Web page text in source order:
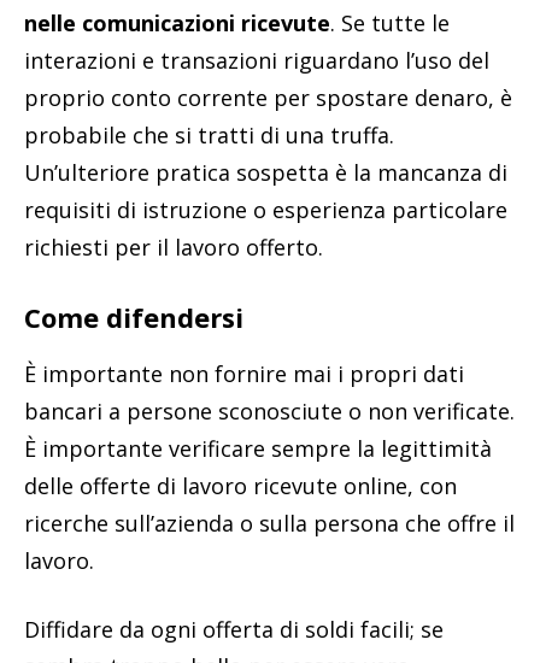
nelle comunicazioni ricevute. Se tutte le
interazioni e transazioni riguardano l’uso del
proprio conto corrente per spostare denaro, è
probabile che si tratti di una truffa.
Un’ulteriore pratica sospetta è la mancanza di
requisiti di istruzione o esperienza particolare
richiesti per il lavoro offerto.
Come difendersi
È importante non fornire mai i propri dati
bancari a persone sconosciute o non verificate.
È importante verificare sempre la legittimità
delle offerte di lavoro ricevute online, con
ricerche sull’azienda o sulla persona che offre il
lavoro.
Diffidare da ogni offerta di soldi facili; se